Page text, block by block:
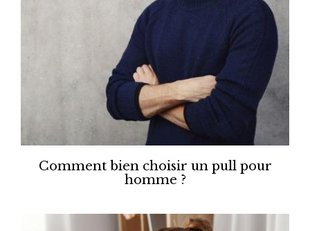
Comment bien choisir un pull pour
homme ?